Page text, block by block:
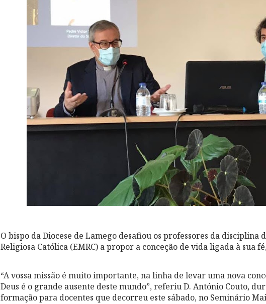
O bispo da Diocese de Lamego desafiou os professores da disciplina
Religiosa Católica (EMRC) a propor a conceção de vida ligada à sua
“A vossa missão é muito importante, na linha de levar uma nova
Deus é o grande ausente deste mundo”, referiu D. António Couto,
formação para docentes que decorreu este sábado, no Seminário